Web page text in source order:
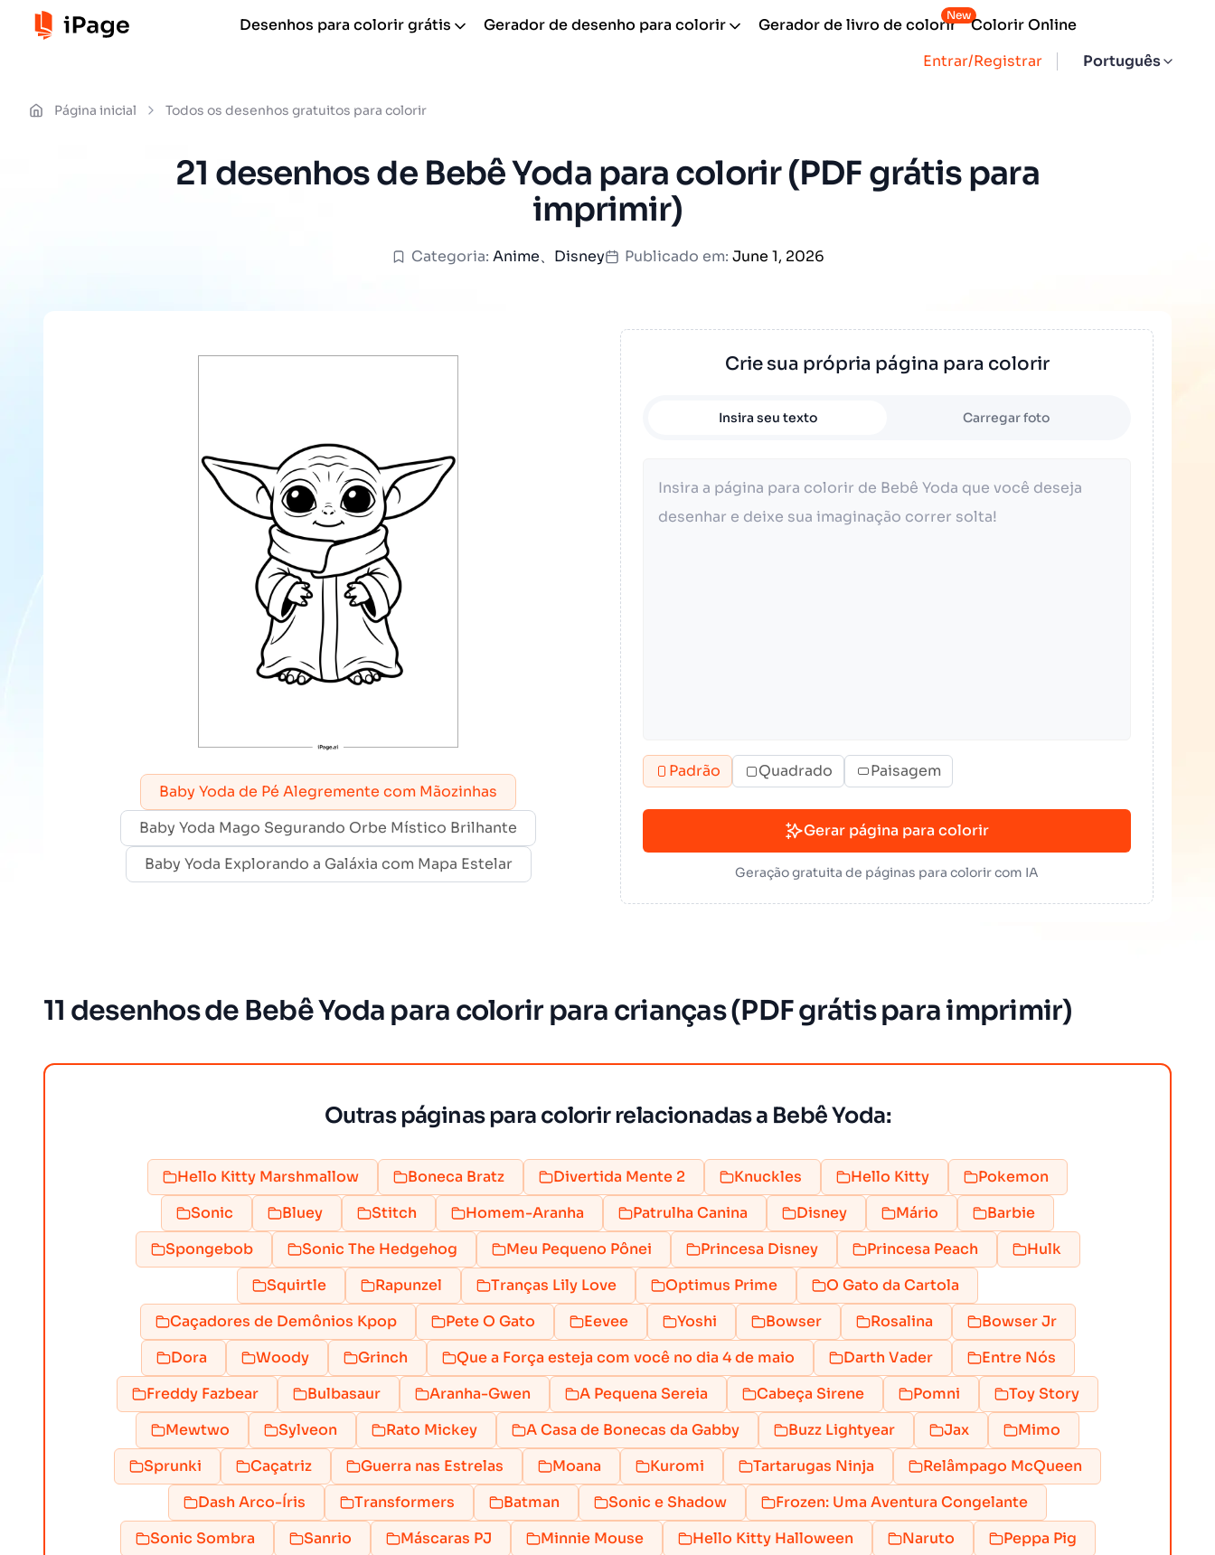
Entrar/Registrar Português
Desenhos para colorir grátis Gerador de desenho para colorir Gerador de livro de colorir
New
Colorir Online
Página inicial Todos os desenhos gratuitos para colorir
21 desenhos de Bebê Yoda para colorir (PDF grátis para
imprimir)
Categoria: Anime、 Disney Publicado em: June 1, 2026
Baby Yoda de Pé Alegremente com Mãozinhas
Baby Yoda Mago Segurando Orbe Místico Brilhante
Baby Yoda Explorando a Galáxia com Mapa Estelar
Crie sua própria página para colorir
Insira seu texto Carregar foto
Padrão Quadrado Paisagem
Gerar página para colorir
Geração gratuita de páginas para colorir com IA
11 desenhos de Bebê Yoda para colorir para crianças (PDF grátis para imprimir)
Outras páginas para colorir relacionadas a Bebê Yoda:
Hello Kitty Marshmallow Boneca Bratz Divertida Mente 2 Knuckles Hello Kitty
Pokemon
Sonic
Bluey Stitch Homem-Aranha Patrulha Canina Disney Mário
Barbie
Spongebob
Sonic The Hedgehog Meu Pequeno Pônei Princesa Disney Princesa Peach
Hulk
Squirtle
Rapunzel Tranças Lily Love Optimus Prime
O Gato da Cartola
Caçadores de Demônios Kpop
Pete O Gato Eevee Yoshi Bowser Rosalina
Bowser Jr
Dora
Woody Grinch Que a Força esteja com você no dia 4 de maio Darth Vader
Entre Nós
Freddy Fazbear
Bulbasaur Aranha-Gwen A Pequena Sereia Cabeça Sirene Pomni
Toy Story
Mewtwo
Sylveon Rato Mickey A Casa de Bonecas da Gabby Buzz Lightyear Jax
Mimo
Sprunki
Caçatriz Guerra nas Estrelas Moana Kuromi Tartarugas Ninja
Relâmpago McQueen
Dash Arco-Íris
Transformers Batman Sonic e Shadow
Frozen: Uma Aventura Congelante
Sonic Sombra
Sanrio Máscaras PJ Minnie Mouse Hello Kitty Halloween Naruto
Peppa Pig